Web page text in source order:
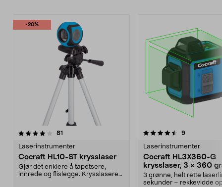
-20%
81
Laserinstrumenter
Cocraft HL10-ST krysslaser
Gjør det enklere å tapetsere,
innrede og flislegge. Krysslaseren
4.5 av 5 stjerner 9anmeldelser
Laserinstrumenter
Cocraft HL3X360-G
krysslaser, 3 × 360
grønn
3 grønne, helt rette
sekunder – rekkevidde
4.5 av 5 stjerner